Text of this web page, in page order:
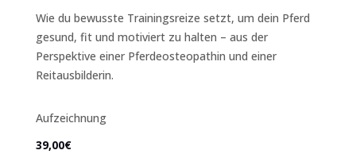
Wie du bewusste Trainingsreize setzt, um dein Pferd
gesund, fit und motiviert zu halten – aus der
Perspektive einer Pferdeosteopathin und einer
Reitausbilderin.
Aufzeichnung
39,00€